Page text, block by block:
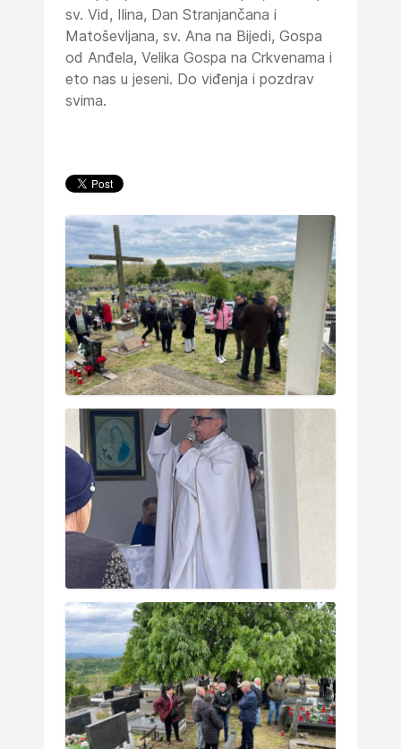
sv. Vid, Ilina, Dan Stranjančana i
Matoševljana, sv. Ana na Bijedi, Gospa
od Anđela, Velika Gospa na Crkvenama i
eto nas u jeseni. Do viđenja i pozdrav
svima.